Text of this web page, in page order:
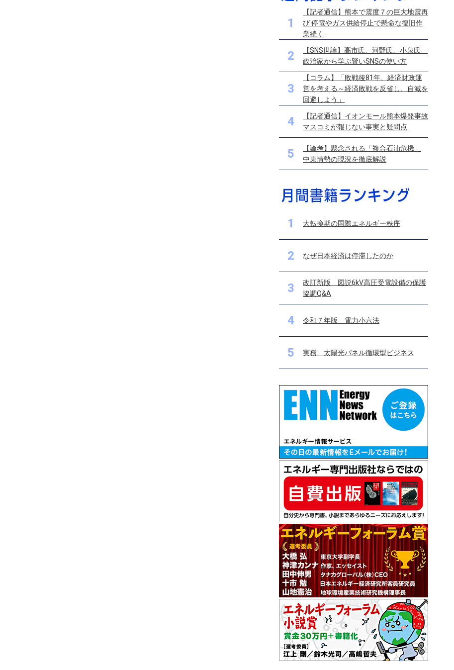
1
【記者通信】熊本で震度７の巨大地震再
び 停電やガス供給停止で懸命な復旧作
業続く
2
【SNS世論】高市氏、河野氏、小泉氏―
政治家から学ぶ賢いSNSの使い方
3
【コラム】「敗戦後81年、経済財政運
営を考える～経済敗戦を反省し、自滅を
回避しよう」
4
【記者通信】イオンモール熊本爆発事故
マスコミが報じない事実と疑問点
5
【論考】懸念される「複合石油危機」
中東情勢の現況を徹底解説
1 大転換期の国際エネルギー秩序
2 なぜ日本経済は停滞したのか
3
改訂新版 図説6kV高圧受電設備の保護
協調Q&A
4 令和７年版 電力小六法
5 実務 太陽光パネル循環型ビジネス